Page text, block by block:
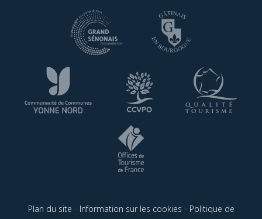
Plan du site - Information sur les cookies - Politique de